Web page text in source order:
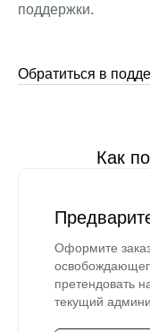
поддержки.
Обратиться в
Как
Оформите
претендовать
текущий